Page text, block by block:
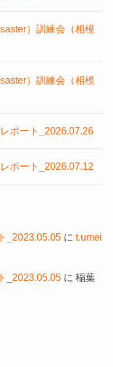
）訓練会（相模
）訓練会（相模
ポート_2026.07.26
ポート_2026.07.12
_2023.05.05に t.umei
_2023.05.05に 稲葉